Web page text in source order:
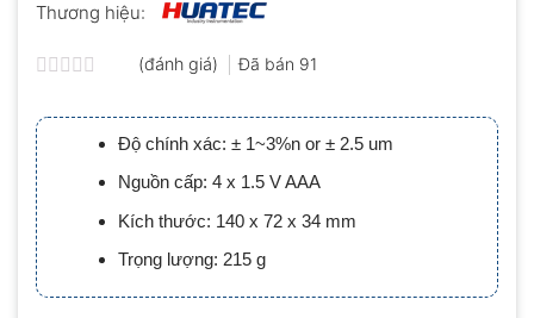
Thương hiệu:
xếp
hạng
0.0
5
sao
(đánh giá) Đã bán 91
Độ chính xác: ± 1~3%n or ± 2.5 um
Nguồn cấp: 4 x 1.5 V AAA
Kích thước: 140 x 72 x 34 mm
Trọng lượng: 215 g